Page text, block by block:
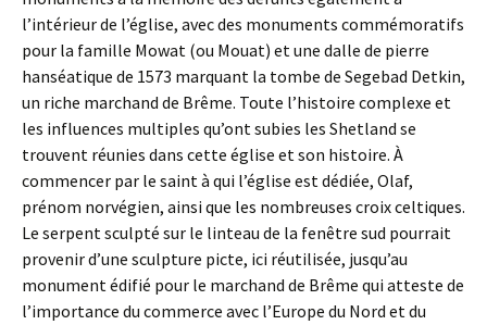
l’intérieur de l’église, avec des monuments commémoratifs
pour la famille Mowat (ou Mouat) et une dalle de pierre
hanséatique de 1573 marquant la tombe de Segebad Detkin,
un riche marchand de Brême. Toute l’histoire complexe et
les influences multiples qu’ont subies les Shetland se
trouvent réunies dans cette église et son histoire. À
commencer par le saint à qui l’église est dédiée, Olaf,
prénom norvégien, ainsi que les nombreuses croix celtiques.
Le serpent sculpté sur le linteau de la fenêtre sud pourrait
provenir d’une sculpture picte, ici réutilisée, jusqu’au
monument édifié pour le marchand de Brême qui atteste de
l’importance du commerce avec l’Europe du Nord et du